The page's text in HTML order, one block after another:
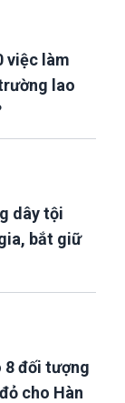
việc làm
lao
dây tội
bắt giữ
8 đối tượng
cho Hàn